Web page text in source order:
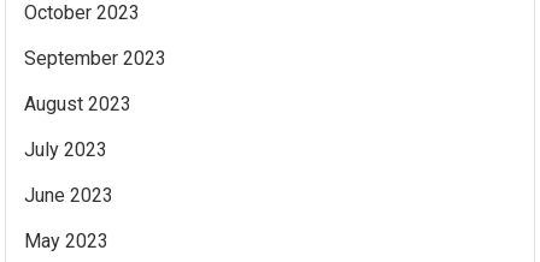
October 2023
September 2023
August 2023
July 2023
June 2023
May 2023